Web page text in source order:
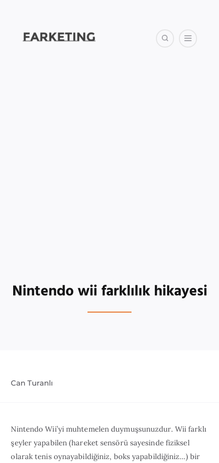
Nintendo wii farklılık hikayesi
Can Turanlı
Nintendo Wii’yi muhtemelen duymuşsunuzdur. Wii farklı
şeyler yapabilen (hareket sensörü sayesinde fiziksel
olarak tenis oynayabildiğiniz, boks yapabildiğiniz…) bir